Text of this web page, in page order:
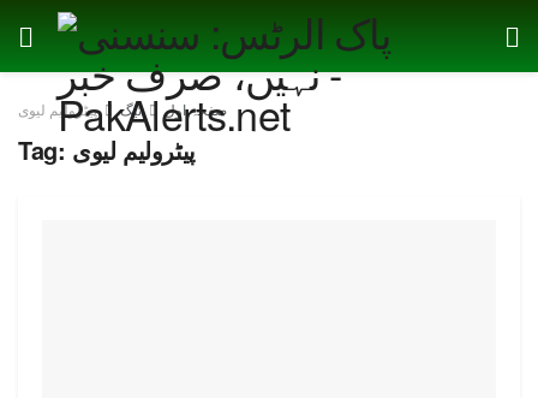
صفحہ اول ٹیگ پیٹرولیم لیوی
Tag: پیٹرولیم لیوی